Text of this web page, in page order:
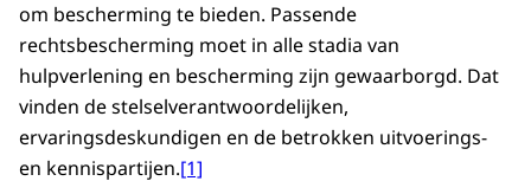
om bescherming te bieden. Passende
rechtsbescherming moet in alle stadia van
hulpverlening en bescherming zijn gewaarborgd. Dat
vinden de stelselverantwoordelijken,
ervaringsdeskundigen en de betrokken uitvoerings-
en kennispartijen.[1]